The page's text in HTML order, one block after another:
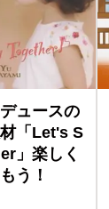
ュースの
「Let's S
」楽しく
う！